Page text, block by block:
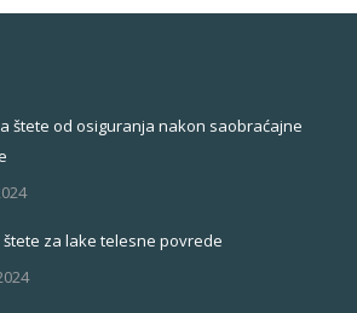
štete od osiguranja nakon saobraćajne
za lake telesne povrede